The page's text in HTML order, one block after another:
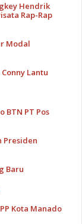
Hendrik
Rap-Rap
Modal
Lantu
BTN PT Pos
Presiden
Baru
Kota Manado